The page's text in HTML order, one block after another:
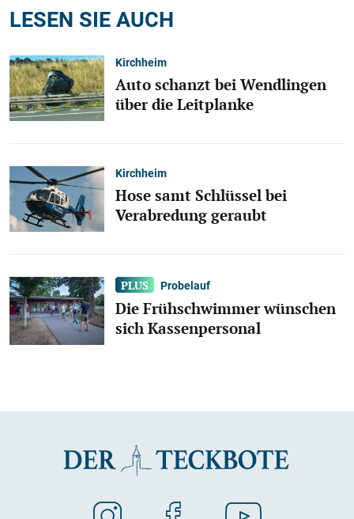
LESEN SIE AUCH
Kirchheim
Auto schanzt bei Wendlingen
über die Leitplanke
Kirchheim
Hose samt Schlüssel bei
Verabredung geraubt
Probelauf
Die Frühschwimmer wünschen
sich Kassenpersonal